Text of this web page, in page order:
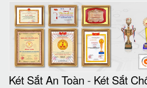
Két Sắt An Toàn - Két Sắt